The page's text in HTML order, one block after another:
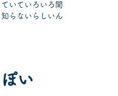
いていろいろ聞
らないらしいん
い